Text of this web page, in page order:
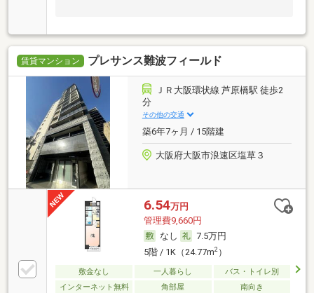
賃貸マンション プレサンス難波フィールド
ＪＲ大阪環状線 芦原橋駅 徒歩2
分
その他の交通
築6年7ヶ月 / 15階建
大阪府大阪市浪速区塩草３
6.54万円
管理費9,660円
なし
7.5万円
5階 / 1K（24.77m2）
敷金なし 一人暮らし
バス・トイレ別
インターネット無料
角部屋 南向き